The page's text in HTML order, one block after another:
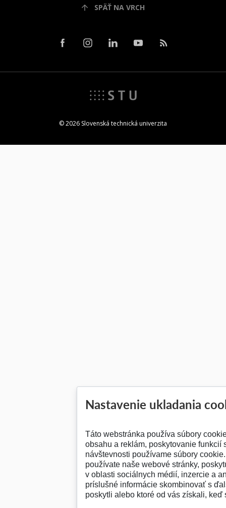
SPÄŤ NA VRCH
© 2026 Slovenská technická univerzita
Nastavenie ukladania
Táto webstránka používa súbory
obsahu a reklám, poskytovanie funkcií
návštevnosti používame súbory
používate naše webové stránky,
v oblasti sociálnych médií, inzercie a
príslušné informácie skombinovať s
poskytli alebo ktoré od vás získali, keď